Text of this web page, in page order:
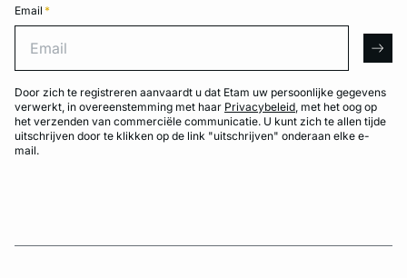
Email *
Door zich te registreren aanvaardt u dat Etam uw persoonlijke gegevens
verwerkt, in overeenstemming met haar Privacybeleid, met het oog op
het verzenden van commerciële communicatie. U kunt zich te allen tijde
uitschrijven door te klikken op de link "uitschrijven" onderaan elke e-
mail.